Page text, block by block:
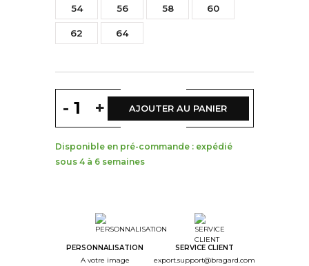
54 56 58 60
62 64
- + AJOUTER AU PANIER
Disponible en pré-commande : expédié
sous 4 à 6 semaines
PERSONNALISATION
A votre image
SERVICE CLIENT
export.support@bragard.com